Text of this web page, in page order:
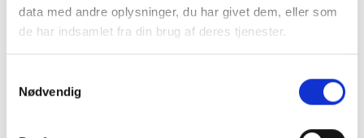
data med andre oplysninger, du har givet dem, eller som
de har indsamlet fra din brug af deres tjenester.
Nødvendig
Vis stort kort
Granit skærver, sand, grus, chaussesten i bigbags,